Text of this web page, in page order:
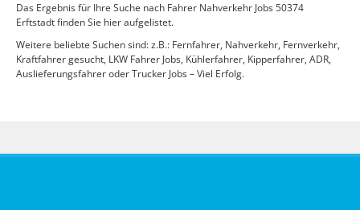
Das Ergebnis für Ihre Suche nach Fahrer Nahverkehr Jobs 50374
Erftstadt finden Sie hier aufgelistet.
Weitere beliebte Suchen sind: z.B.: Fernfahrer, Nahverkehr, Fernverkehr,
Kraftfahrer gesucht, LKW Fahrer Jobs, Kühlerfahrer, Kipperfahrer, ADR,
Auslieferungsfahrer oder Trucker Jobs – Viel Erfolg.